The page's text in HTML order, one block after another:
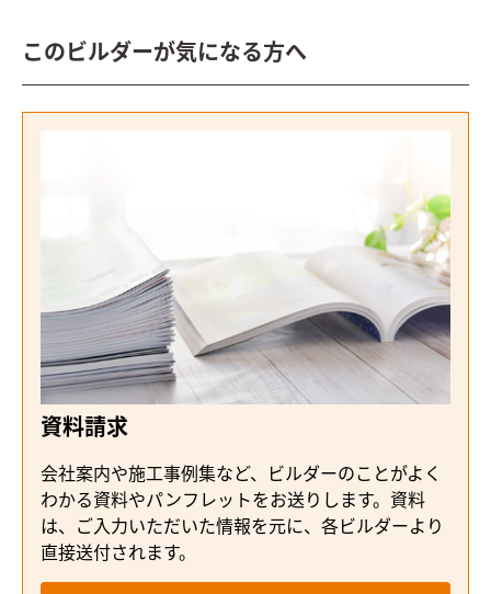
このビルダーが気になる方へ
資料請求
会社案内や施工事例集など、ビルダーのことがよく
わかる資料やパンフレットをお送りします。資料
は、ご入力いただいた情報を元に、各ビルダーより
直接送付されます。